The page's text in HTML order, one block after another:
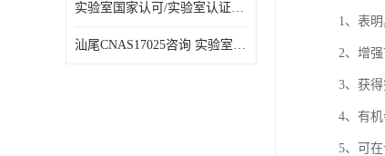
实验室国家认可/实验室认证咨询/实验室认可咨询公司
汕尾CNAS17025咨询 实验室认可
1、表
2、增
3、获
4、有
5、可